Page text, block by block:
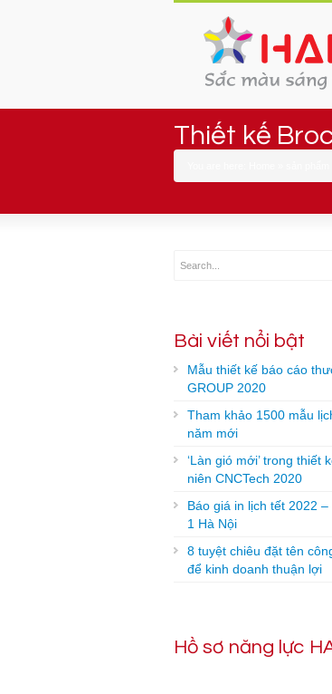
Thiết kế
Bài viết nổi bật
Mẫu thiết kế báo cáo
GROUP 2020
Tham khảo 1500 mẫu
năm mới
‘Làn gió mới’ trong thiết
niên CNCTech 2020
Báo giá in lịch tết 2022
1 Hà Nội
8 tuyệt chiêu đặt tên
để kinh doanh thuận lợi
Hồ sơ năng lực